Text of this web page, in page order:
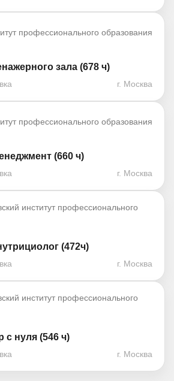
профессионального образования
зала (678 ч)
г. Москва
профессионального образования
(660 ч)
г. Москва
институт профессионального
(472ч)
г. Москва
институт профессионального
с нуля (546 ч)
г. Москва